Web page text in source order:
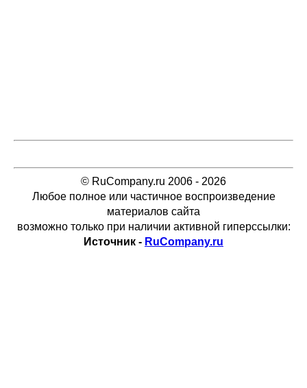
© RuCompany.ru 2006 - 2026
Любое полное или частичное воспроизведение
материалов сайта
возможно только при наличии активной гиперссылки:
Источник - RuCompany.ru